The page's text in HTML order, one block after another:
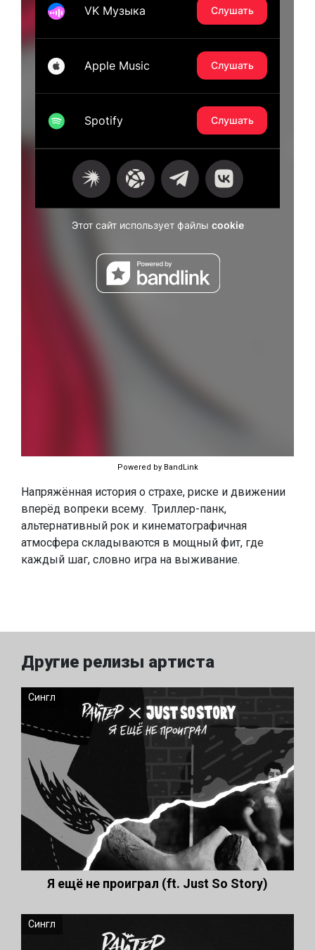
Powered by BandLink
Напряжённая история о страхе, риске и движении
вперёд вопреки всему. Триллер-панк,
альтернативный рок и кинематографичная
атмосфера складываются в мощный фит, где
каждый шаг, словно игра на выживание.
Другие релизы артиста
Сингл
Я ещё не проиграл (ft. Just So Story)
Сингл